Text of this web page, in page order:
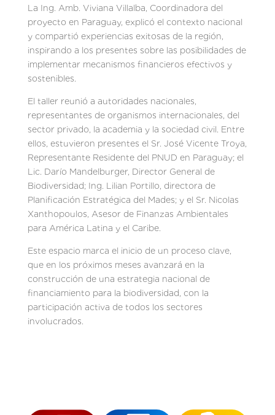
La Ing. Amb. Viviana Villalba, Coordinadora del
proyecto en Paraguay, explicó el contexto nacional
y compartió experiencias exitosas de la región,
inspirando a los presentes sobre las posibilidades de
implementar mecanismos financieros efectivos y
sostenibles.
El taller reunió a autoridades nacionales,
representantes de organismos internacionales, del
sector privado, la academia y la sociedad civil. Entre
ellos, estuvieron presentes el Sr. José Vicente Troya,
Representante Residente del PNUD en Paraguay; el
Lic. Darío Mandelburger, Director General de
Biodiversidad; Ing. Lilian Portillo, directora de
Planificación Estratégica del Mades; y el Sr. Nicolas
Xanthopoulos, Asesor de Finanzas Ambientales
para América Latina y el Caribe.
Este espacio marca el inicio de un proceso clave,
que en los próximos meses avanzará en la
construcción de una estrategia nacional de
financiamiento para la biodiversidad, con la
participación activa de todos los sectores
involucrados.